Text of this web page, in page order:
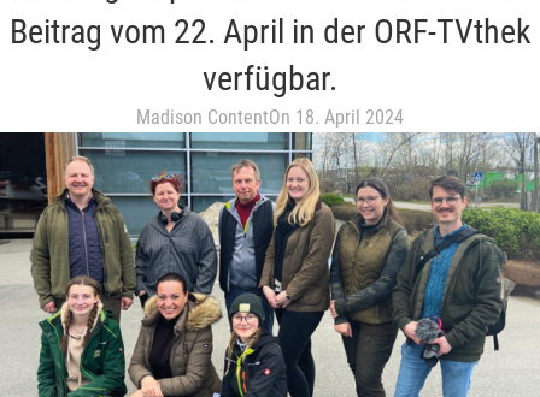
Beitrag vom 22. April in der ORF-TVthek
verfügbar.
Madison ContentOn 18. April 2024